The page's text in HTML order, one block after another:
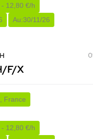
12,80 €/h
Au:30/11/26
F/X
France
12,80 €/h